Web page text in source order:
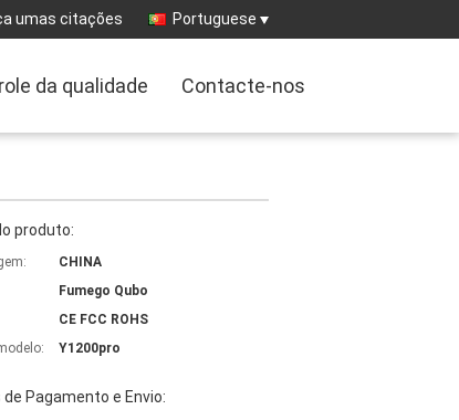
umas citações Portuguese
da qualidade Contacte-nos
produto:
CHINA
Fumego Qubo
CE FCC ROHS
Y1200pro
Pagamento e Envio: